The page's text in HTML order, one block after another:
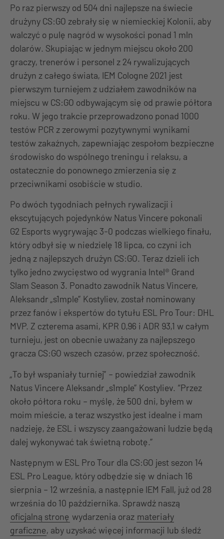
Po raz pierwszy od 504 dni najlepsze na świecie
drużyny CS:GO zebrały się w niemieckiej Kolonii, aby
walczyć o pulę nagród w wysokości ponad 1 mln
dolarów. Skupiając w jednym miejscu około 200
graczy, trenerów i personel z 24 rywalizujących
drużyn z całego świata, IEM Cologne 2021 jest
pierwszym turniejem z udziałem zawodników na
miejscu w CS:GO odbywającym się od prawie półtora
roku. W jego trakcie przeprowadzono ponad 1000
testów PCR z zerowymi pozytywnymi wynikami
testów zakaźnych, zapewniając zespołom bezpieczne
środowisko do wspólnego treningu i relaksu, a
ostatecznie do ponownego zmierzenia się z
przeciwnikami osobiście w studio.
Po dwóch tygodniach pełnych rywalizacji i
ekscytujących pojedynków Natus Vincere pokonali
G2 Esports wygrywając 3-0 podczas wielkiego finału,
który odbył się w niedzielę 18 lipca, co czyni ich
jedną z najlepszych drużyn CS:GO. Teraz dzieli ich
tylko jedno zwycięstwo od wygrania Intel® Grand
Slam Season 3. Ponadto zawodnik Natus Vincere,
Aleksandr „s1mple” Kostyliev, został nominowany
przez fanów i ekspertów do tytułu ESL Pro Tour: DHL
MVP. Z czterema asami, KPR 0,96 i ADR 93,1 w całym
turnieju, jest on obecnie uważany za najlepszego
gracza CS:GO wszech czasów, przez społeczność.
„To był wspaniały turniej” – powiedział zawodnik
Natus Vincere Aleksandr „s1mple” Kostyliev. “Przez
około półtora roku – myślę, że 500 dni, byłem w
moim mieście, a teraz wszystko jest idealne i mam
nadzieję, że ESL i wszyscy zaangażowani ludzie będą
dalej wykonywać tak świetną robotę.”
Następnym w ESL Pro Tour dla CS:GO jest sezon 14
ESL Pro League, który odbędzie się w dniach 16
sierpnia – 12 września, a następnie IEM Fall, już od 28
września do 10 października. Sprawdź naszą
oficjalną stronę wydarzenia oraz materiały
graficzne, aby uzyskać więcej informacji lub śledź